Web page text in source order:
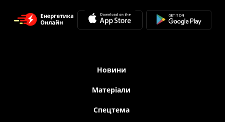
Новини
Матеріали
Спецтема